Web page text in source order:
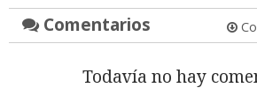
Comentarios
Todavía no hay